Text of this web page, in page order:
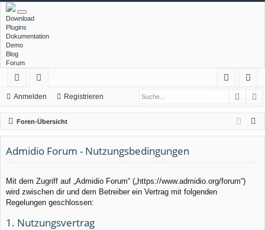
Download
Plugins
Dokumentation
Demo
Blog
Forum
ch
ne
llz
ug
f
or
en
m
el
ist
rie
Anmelden Registrieren
Foren-Übersicht
Admidio Forum - Nutzungsbedingungen
Mit dem Zugriff auf „Admidio Forum“ („https://www.admidio.org/forum“)
wird zwischen dir und dem Betreiber ein Vertrag mit folgenden
Regelungen geschlossen:
1. Nutzungsvertrag